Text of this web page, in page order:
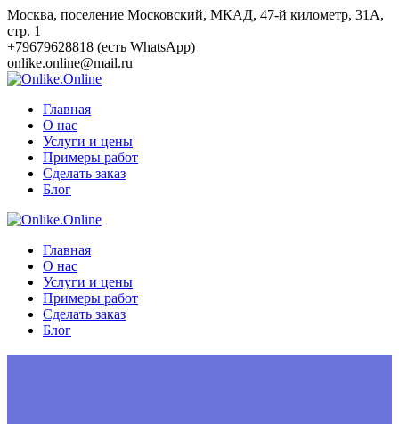
Перейти
к
контенту
Москва, поселение Московский, МКАД, 47-й километр, 31А,
стр. 1
+79679628818 (есть WhatsApp)
onlike.online@mail.ru
Главная
О нас
Услуги и цены
Примеры работ
Сделать заказ
Блог
Главная
О нас
Услуги и цены
Примеры работ
Сделать заказ
Блог